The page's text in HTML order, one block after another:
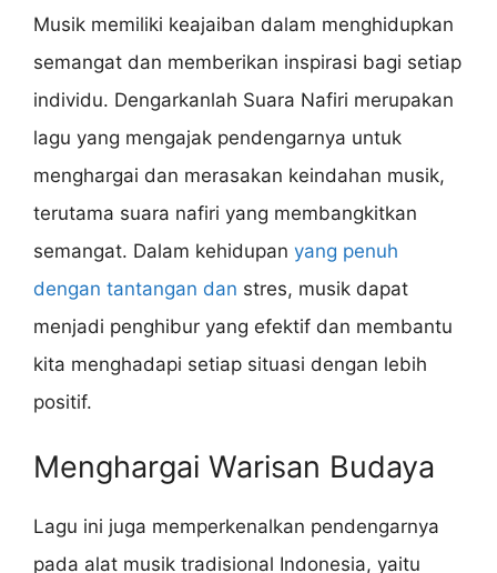
Musik memiliki keajaiban dalam menghidupkan
semangat dan memberikan inspirasi bagi setiap
individu. Dengarkanlah Suara Nafiri merupakan
lagu yang mengajak pendengarnya untuk
menghargai dan merasakan keindahan musik,
terutama suara nafiri yang membangkitkan
semangat. Dalam kehidupan yang penuh
dengan tantangan dan stres, musik dapat
menjadi penghibur yang efektif dan membantu
kita menghadapi setiap situasi dengan lebih
positif.
Menghargai Warisan Budaya
Lagu ini juga memperkenalkan pendengarnya
pada alat musik tradisional Indonesia, yaitu